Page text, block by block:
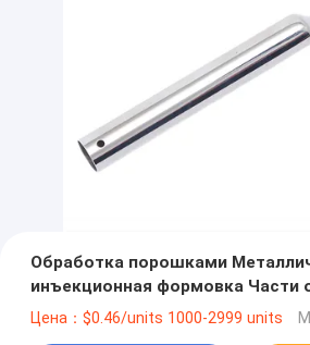
Обработка порошками
инъекционная формовка Части
Медицинские аксессуары
Цена：$0.46/units 1000-2999 units